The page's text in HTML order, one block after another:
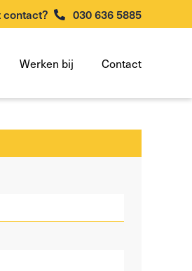
contact? 030 636 5885
Werken bij Contact